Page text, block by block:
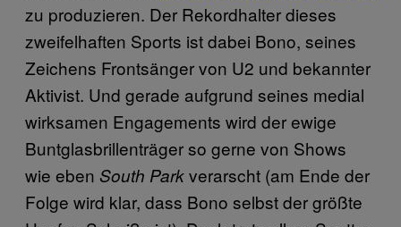
zu produzieren. Der Rekordhalter dieses
zweifelhaften Sports ist dabei Bono, seines
Zeichens Frontsänger von U2 und bekannter
Aktivist. Und gerade aufgrund seines medial
wirksamen Engagements wird der ewige
Buntglasbrillenträger so gerne von Shows
wie eben South Parkverarscht (am Ende der
Folge wird klar, dass Bono selbst der größte